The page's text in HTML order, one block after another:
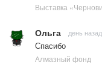
Выставка
Ольга день
Спасибо
Алмазный фонд